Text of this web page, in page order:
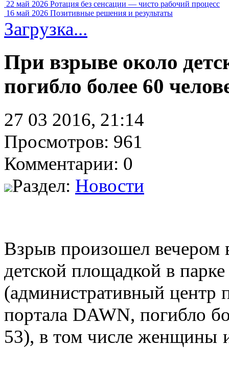
22 май 2026 Ротация без сенсации — чисто рабочий процесс
16 май 2026 Позитивные решения и результаты
Загрузка...
При взрыве около
погибло более 60
27 03 2016, 21:14
Просмотров: 961
Комментарии: 0
Раздел: Новости
Взрыв произошел вечером
детской площадкой в
(административный
портала DAWN, погибло
53), в том числе женщины